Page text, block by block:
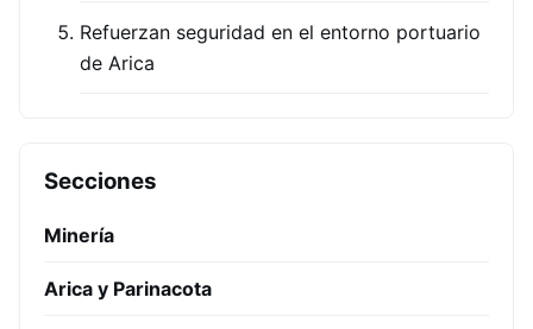
Refuerzan seguridad en el entorno portuario
de Arica
Secciones
Minería
Arica y Parinacota